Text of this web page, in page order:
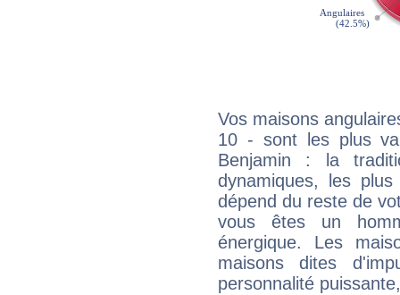
Vos maisons
10 - sont les plus
Benjamin : la
dynamiques, les
dépend du reste de
vous êtes un
énergique. Les
maisons dites
personnalité